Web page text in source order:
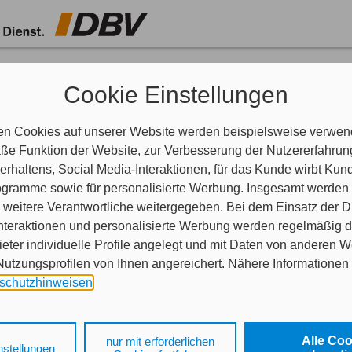
Cookie Einstellungen
Cookies auf unserer Website werden beispielsweise
Funktion der Website, zur Verbesserung der
Social Media-Interaktionen, für das Kunde wirbt
sowie für personalisierte Werbung. Insgesamt werden
Verantwortliche weitergegeben. Bei dem Einsatz der
und personalisierte Werbung werden regelmäßig
individuelle Profile angelegt und mit Daten von anderen
von Ihnen angereichert. Nähere
sowohl der Speicherung der notwendigen
Alle
nur mit erforderlichen
helfen?
Fragen?